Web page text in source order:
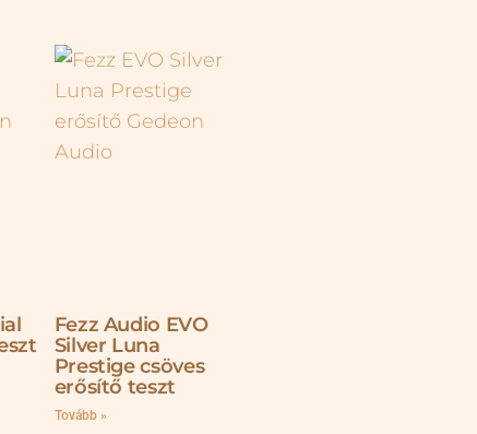
Fezz Audio EVO
Silver Luna
Prestige csöves
erősítő teszt
Tovább »